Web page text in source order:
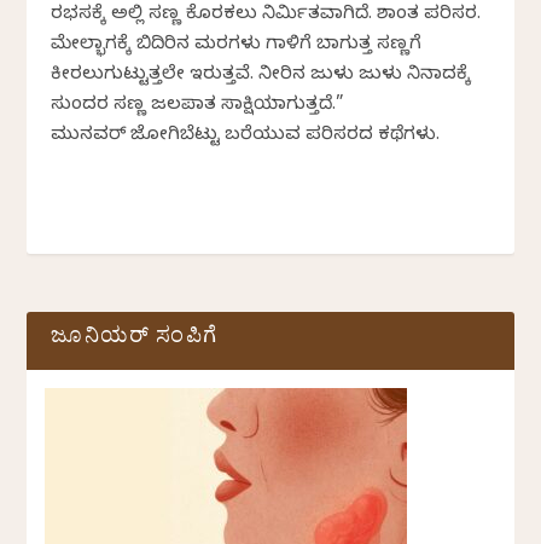
ರಭಸಕ್ಕೆ ಅಲ್ಲಿ ಸಣ್ಣ ಕೊರಕಲು ನಿರ್ಮಿತವಾಗಿದೆ. ಶಾಂತ ಪರಿಸರ.
ಮೇಲ್ಭಾಗಕ್ಕೆ ಬಿದಿರಿನ ಮರಗಳು ಗಾಳಿಗೆ ಬಾಗುತ್ತ ಸಣ್ಣಗೆ
ಕೀರಲುಗುಟ್ಟುತ್ತಲೇ ಇರುತ್ತವೆ. ನೀರಿನ ಜುಳು ಜುಳು ನಿನಾದಕ್ಕೆ
ಸುಂದರ ಸಣ್ಣ ಜಲಪಾತ ಸಾಕ್ಷಿಯಾಗುತ್ತದೆ.”
ಮುನವ್ವರ್ ಜೋಗಿಬೆಟ್ಟು ಬರೆಯುವ ಪರಿಸರದ ಕಥೆಗಳು.
ಜೂನಿಯರ್ ಸಂಪಿಗೆ